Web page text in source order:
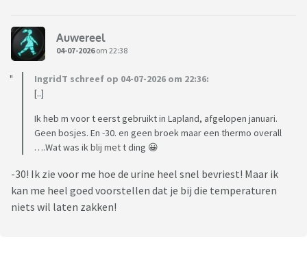
Auwereel
04-07-2026om 22:38
IngridT schreef op 04-07-2026 om 22:36:
[..]
Ik heb m voor t eerst gebruikt in Lapland, afgelopen januari.
Geen bosjes. En -30. en geen broek maar een thermo overall
….Wat was ik blij met t ding 😀
-30! Ik zie voor me hoe de urine heel snel bevriest! Maar ik
kan me heel goed voorstellen dat je bij die temperaturen
niets wil laten zakken!